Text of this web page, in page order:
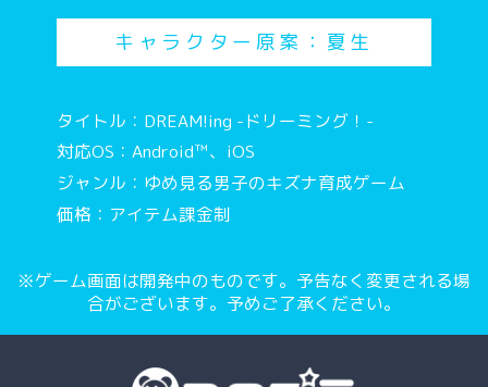
キャラクター原案：夏生
タイトル：DREAM!ing -ドリーミング！-
対応OS：Android™、iOS
ジャンル：ゆめ見る男子のキズナ育成ゲーム
価格：アイテム課金制
※ゲーム画面は開発中のものです。予告なく変更される場
合がございます。予めご了承ください。